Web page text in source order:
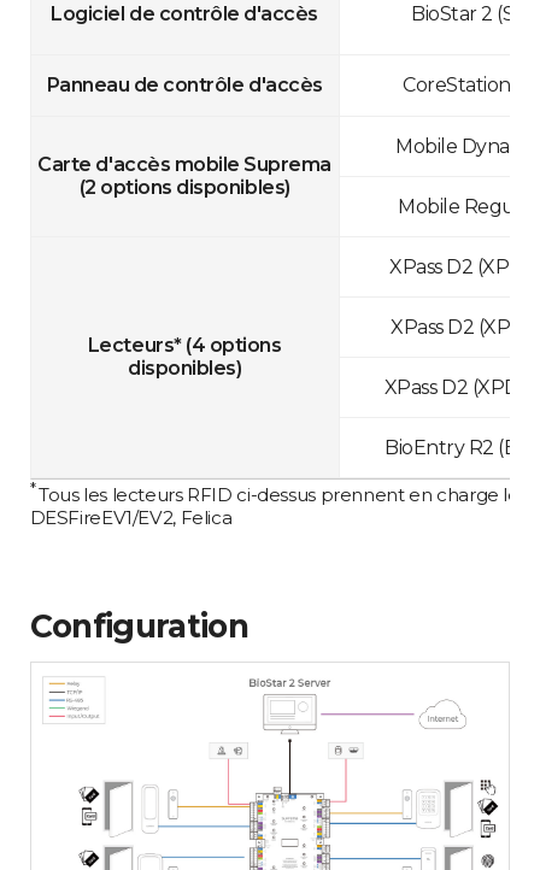
Logiciel de contrôle d'accès BioStar 2
Panneau de contrôle d'accès CoreStation
Carte d'accès mobile Suprema
(2 options disponibles)
Mobile
Mobile
Lecteurs*(4 options
disponibles)
XPass D2
XPass D2
XPass D2
BioEntry R2
*Tous les lecteurs RFID ci-dessus prennent en charge les
DESFireEV1/EV2, Felica
Configuration